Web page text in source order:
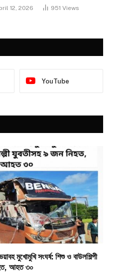
12, 2026 951 Views
YouTube
মুখোমুখি সংঘর্ষ: শিশু ও বাউলশিল্পী
আহত ৩০